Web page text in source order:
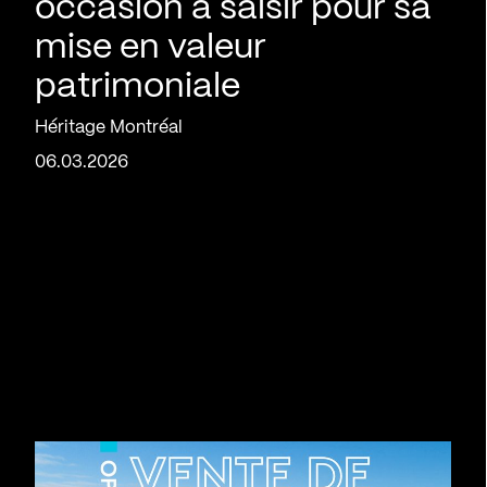
occasion à saisir pour sa
mise en valeur
patrimoniale
Héritage Montréal
06.03.2026